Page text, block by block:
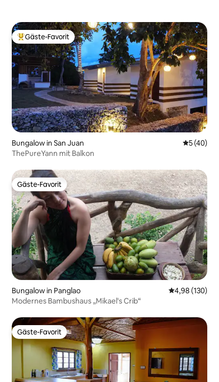
Beliebter Gäste-Favorit.
Gäste-Favorit
Bungalow in San Juan
5 (40)
ThePureYann mit Balkon
Gäste-Favorit
Gäste-Favorit
Bungalow in Panglao
4,98 (130)
Modernes Bambushaus „Mikael's Crib“
Gäste-Favorit
Gäste-Favorit